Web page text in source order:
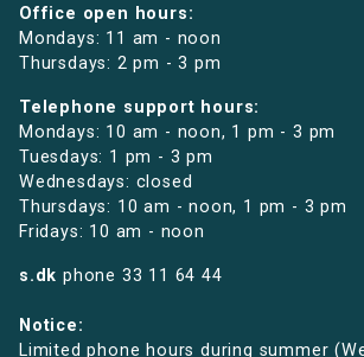
Office open hours:
Mondays: 11 am - noon
Thursdays: 2 pm - 3 pm
Telephone support hours:
Mondays: 10 am - noon, 1 pm - 3 pm
Tuesdays: 1 pm - 3 pm
Wednesdays: closed
Thursdays: 10 am - noon, 1 pm - 3 pm
Fridays: 10 am - noon
s.dk phone 33 11 64 44
Notice:
Limited phone hours during summer